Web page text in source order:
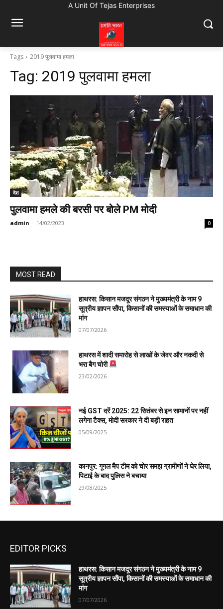
A Unit Of Tejas Enterprises
Tags 2019 पुलवामा हमला
Tag: 2019 पुलवामा हमला
देश
पुलवामा हमले की बरसी पर बोले PM मोदी
admin - 14/02/2023 0
MOST READ
हाथरस: किसान मजदूर संगठन ने मुख्यमंत्री के नाम 9
सूत्रीय ज्ञापन सौंपा, किसानों की समस्याओं के समाधान की
मांग
07/07/2026
हाथरस में शादी समारोह से लाखों के जेवर और नकदी से
भरा बैग चोरी
23/02/2026
नई GST दरें 2025: 22 सितंबर से इन सामानों पर नहीं
लगेगा टैक्स, मोदी सरकार ने दी बड़ी राहत
05/09/2025
कानपुर: गूगल मैप टीम को चोर समझ ग्रामीणों ने घेर लिया,
पिटाई के बाद पुलिस ने बचाया
29/08/2025
EDITOR PICKS
हाथरस: किसान मजदूर संगठन ने मुख्यमंत्री के नाम 9
सूत्रीय ज्ञापन सौंपा, किसानों की समस्याओं के समाधान की
मांग
07/07/2026